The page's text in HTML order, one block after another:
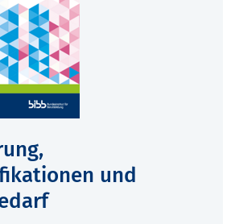
und